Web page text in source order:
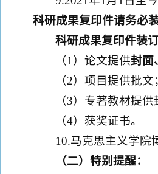
科研成果复印件请务必
科研成果复印件装
（1）论文提供封面
（2）项目提供批文
（3）专著教材提
（4）获奖证书。
10.马克思主义学院
（二）特别提醒：